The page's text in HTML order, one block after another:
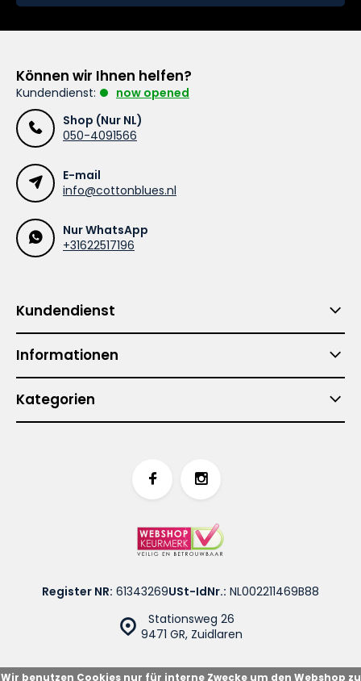
Können wir Ihnen helfen?
Kundendienst:
now opened
Shop (Nur NL)
050-4091566
E-mail
info@cottonblues.nl
Nur WhatsApp
+31622517196
Kundendienst
Informationen
Kategorien
Stationsweg 26
9471 GR, Zuidlaren
Register NR: 61343269USt-IdNr.: NL002211469B88
Wir benutzen Cookies nur für interne Zwecke um den Webshop zu